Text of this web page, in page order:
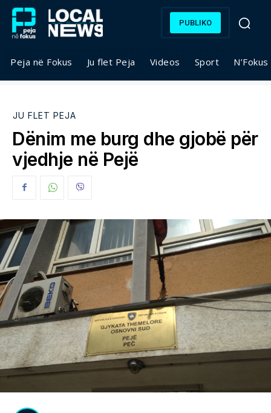
PUBLIKO
Peja në Fokus Ju flet Peja Videos Sport
JU FLET PEJA
Dënim me burg dhe gjobë për
vjedhje në Pejë